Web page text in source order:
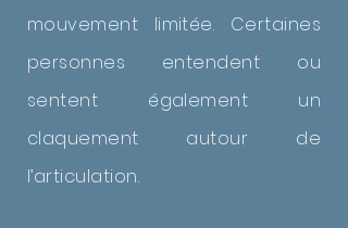
mouvement limitée. Certaines
personnes entendent ou
sentent également un
claquement autour de
l’articulation.